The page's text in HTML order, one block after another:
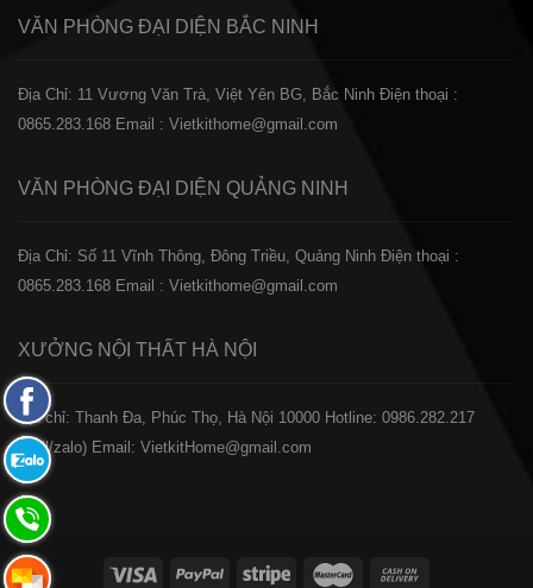
VĂN PHÒNG ĐẠI DIỆN BẮC NINH
Địa Chỉ: 11 Vương Văn Trà, Việt Yên BG, Bắc Ninh Điện thoại :
0865.283.168 Email : Vietkithome@gmail.com
VĂN PHÒNG ĐẠI DIỆN QUẢNG NINH
Địa Chỉ: Số 11 Vĩnh Thông, Đông Triều, Quảng Ninh Điện thoại :
0865.283.168 Email : Vietkithome@gmail.com
XƯỞNG NỘI THẤT HÀ NỘI
️Địa chỉ: Thanh Đa, Phúc Thọ, Hà Nội 10000 Hotline: 0986.282.217
(Call/zalo) Email: VietkitHome@gmail.com
Fanpage
Facebook
Zalo:
0865.283.168
Hotline:
0865.283.168
Hotline: